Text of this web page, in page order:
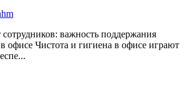
важность поддержания
офисе Чистота и гигиена в офисе играют